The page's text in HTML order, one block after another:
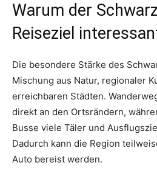
Warum der
Reiseziel
Die besondere Stärke des
Mischung aus Natur, regionaler
erreichbaren Städten.
direkt an den Ortsrändern,
Busse viele Täler und
Dadurch kann die Region
Auto bereist werden.